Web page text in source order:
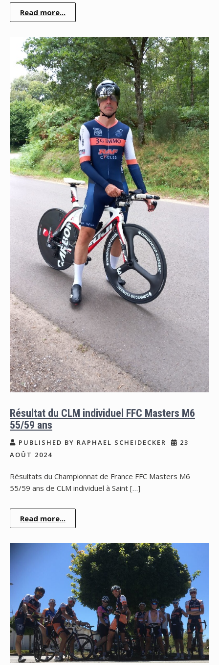
Read more...
Résultat du CLM individuel FFC Masters M6
55/59 ans
PUBLISHED BY RAPHAEL SCHEIDECKER
23
AOÛT 2024
Résultats du Championnat de France FFC Masters M6
55/59 ans de CLM individuel à Saint […]
Read more...